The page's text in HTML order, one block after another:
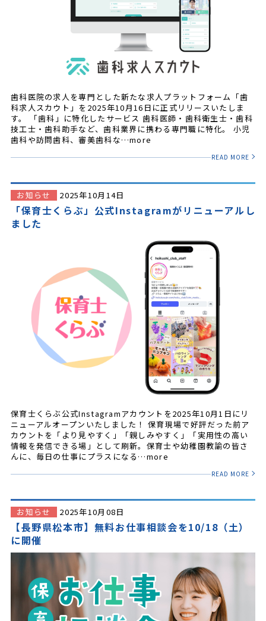
歯科医院の求人を専門とした新たな求人プラットフォーム「歯
科求人スカウト」を2025年10月16日に正式リリースいたしま
す。 「歯科」に特化したサービス 歯科医師・歯科衛生士・歯科
技工士・歯科助手など、歯科業界に携わる専門職に特化。 小児
歯科や訪問歯科、審美歯科な…more
READ MORE
お知らせ 2025年10月14日
「保育士くらぶ」公式Instagramがリニューアルし
ました
保育士くらぶ公式Instagramアカウントを2025年10月1日にリ
ニューアルオープンいたしました！ 保育現場で好評だった前ア
カウントを「より見やすく」「親しみやすく」「実用性の高い
情報を発信できる場」として刷新。保育士や幼稚園教諭の皆さ
んに、毎日の仕事にプラスになる…more
READ MORE
お知らせ 2025年10月08日
【長野県松本市】無料お仕事相談会を10/18（土）
に開催